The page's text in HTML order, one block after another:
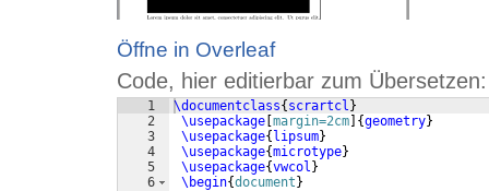
Öffne in Overleaf
Code, hier editierbar zum Übersetzen:
1
2
3
4
5
6
\documentclass{ scrartcl }
\usepackage margin=2cm {geometry}
\usepackage{ lipsum}
\usepackage{microtype}
\usepackage{vwcol }
\begin{document }